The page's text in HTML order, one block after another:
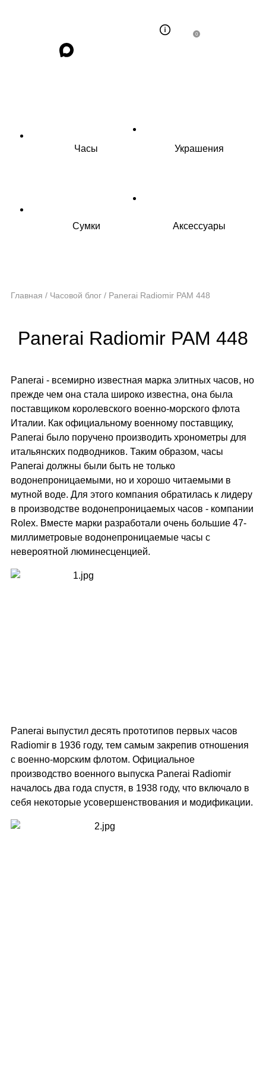
0
Часы Украшения
Сумки Аксессуары
Главная / Часовой блог / Panerai Radiomir PAM 448
Panerai Radiomir PAM 448
Panerai - всемирно известная марка элитных часов, но
прежде чем она стала широко известна, она была
поставщиком королевского военно-морского флота
Италии. Как официальному военному поставщику,
Panerai было поручено производить хронометры для
итальянских подводников. Таким образом, часы
Panerai должны были быть не только
водонепроницаемыми, но и хорошо читаемыми в
мутной воде. Для этого компания обратилась к лидеру
в производстве водонепроницаемых часов - компании
Rolex. Вместе марки разработали очень большие 47-
миллиметровые водонепроницаемые часы с
невероятной люминесценцией.
Panerai выпустил десять прототипов первых часов
Radiomir в 1936 году, тем самым закрепив отношения
с военно-морским флотом. Официальное
производство военного выпуска Panerai Radiomir
началось два года спустя, в 1938 году, что включало в
себя некоторые усовершенствования и модификации.